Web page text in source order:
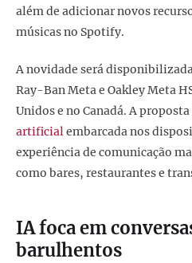
além de adicionar novos
músicas no Spotify.
A novidade será
Ray-Ban Meta e Oakley Meta
Unidos e no Canadá. A proposta
artificialembarcada nos
experiência de comunicação
como bares, restaurantes e
IA foca em
barulhentos